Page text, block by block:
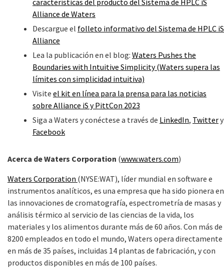
características del producto del Sistema de HPLC iS
Alliance de Waters
Descargue el folleto informativo del Sistema de HPLC iS
Alliance
Lea la publicación en el blog: Waters Pushes the
Boundaries with Intuitive Simplicity (Waters supera las
límites con simplicidad intuitiva)
Visite el kit en línea para la prensa para las noticias
sobre Alliance iS y PittCon 2023
Siga a Waters y conéctese a través de LinkedIn, Twittery
Facebook
Acerca de Waters Corporation (www.waters.com)
Waters Corporation (NYSE:WAT), líder mundial en software e
instrumentos analíticos, es una empresa que ha sido pionera en
las innovaciones de cromatografía, espectrometría de masas y
análisis térmico al servicio de las ciencias de la vida, los
materiales y los alimentos durante más de 60 años. Con más de
8200 empleados en todo el mundo, Waters opera directamente
en más de 35 países, incluidas 14 plantas de fabricación, y con
productos disponibles en más de 100 países.